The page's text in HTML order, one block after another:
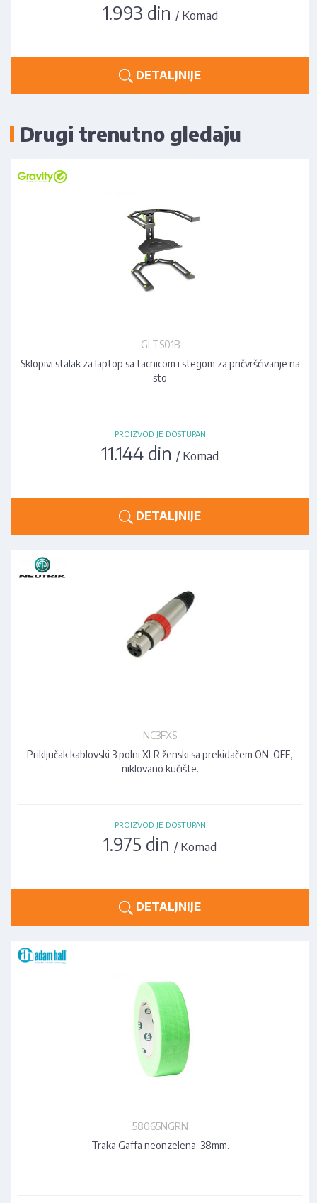
1.993 din / Komad
DETALJNIJE
Drugi trenutno gledaju
GLTS01B
Sklopivi stalak za laptop sa tacnicom i stegom za pričvršćivanje na
sto
PROIZVOD JE DOSTUPAN
11.144 din / Komad
DETALJNIJE
NC3FXS
Priključak kablovski 3 polni XLR ženski sa prekidačem ON-OFF,
niklovano kućište.
PROIZVOD JE DOSTUPAN
1.975 din / Komad
DETALJNIJE
58065NGRN
Traka Gaffa neonzelena. 38mm.